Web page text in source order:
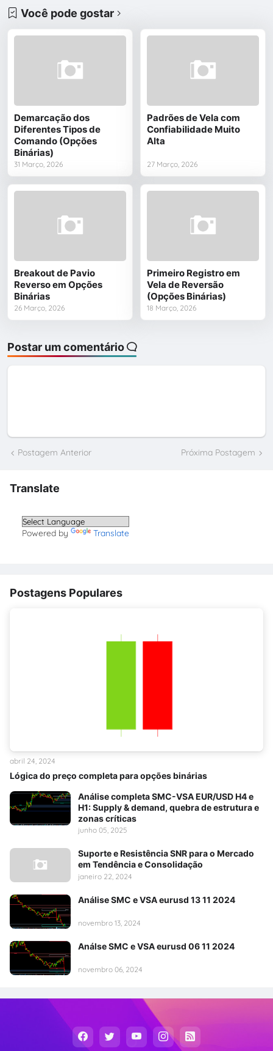
Você pode gostar
Demarcação dos
Diferentes Tipos de
Comando (Opções
Binárias)
31 Março, 2026
Padrões de Vela com
Confiabilidade Muito
Alta
27 Março, 2026
Breakout de Pavio
Reverso em Opções
Binárias
26 Março, 2026
Primeiro Registro em
Vela de Reversão
(Opções Binárias)
18 Março, 2026
Postar um comentário
Postagem Anterior Próxima Postagem
Translate
Powered by Translate
Postagens Populares
Lógica do preço completa para opções binárias
abril 24, 2024
Análise completa SMC-VSA EUR/USD H4 e
H1: Supply & demand, quebra de estrutura e
zonas críticas
junho 05, 2025
Suporte e Resistência SNR para o Mercado
em Tendência e Consolidação
janeiro 22, 2024
Análise SMC e VSA eurusd 13 11 2024
novembro 13, 2024
Análse SMC e VSA eurusd 06 11 2024
novembro 06, 2024